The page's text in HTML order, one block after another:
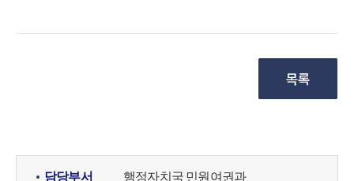
담당부서
행정자치국 민원여권과